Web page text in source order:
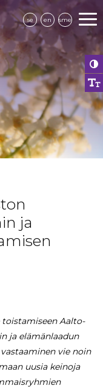
se en sme
ja
Aalto-
ja elämänlaadun
vie noin
uusia keinoja